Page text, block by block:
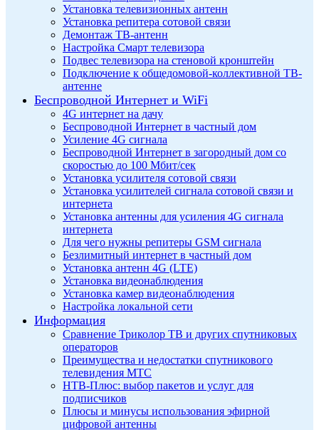
Установка телевизионных антенн
Установка репитера сотовой связи
Демонтаж ТВ-антенн
Настройка Смарт телевизора
Подвес телевизора на стеновой кронштейн
Подключение к общедомовой-коллективной ТВ-
антенне
Беспроводной Интернет и WiFi
4G интернет на дачу
Беспроводной Интернет в частный дом
Усиление 4G сигнала
Беспроводной Интернет в загородный дом со
скоростью до 100 Мбит/сек
Установка усилителя сотовой связи
Установка усилителей сигнала сотовой связи и
интернета
Установка антенны для усиления 4G сигнала
интернета
Для чего нужны репитеры GSM сигнала
Безлимитный интернет в частный дом
Установка антенн 4G (LTE)
Установка видеонаблюдения
Установка камер видеонаблюдения
Настройка локальной сети
Информация
Сравнение Триколор ТВ и других спутниковых
операторов
Преимущества и недостатки спутникового
телевидения МТС
НТВ-Плюс: выбор пакетов и услуг для
подписчиков
Плюсы и минусы использования эфирной
цифровой антенны